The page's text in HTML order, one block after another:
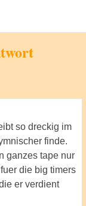
so dreckig im
finde.
ganzes tape nur
die big timers
er verdient